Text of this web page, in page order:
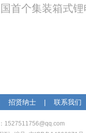
首个集装箱式锂
招贤纳士 | 联系我们
1527511756@qq.com